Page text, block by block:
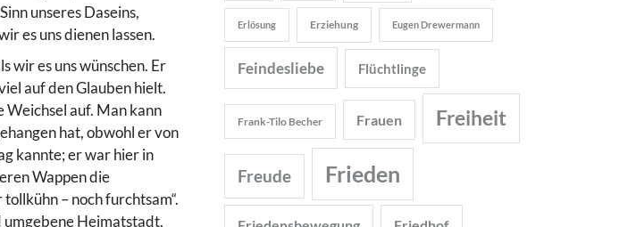
unseres Daseins,
es uns dienen lassen.
wir es uns wünschen. Er
auf den Glauben hielt.
auf. Man kann
hat, obwohl er von
kannte; er war hier in
Wappen die
– noch furchtsam“.
umgebene Heimatstadt,
Erlösung Erziehung Eugen Drewermann
Feindesliebe Flüchtlinge
Frank-Tilo Becher Frauen Freiheit
Freude Frieden